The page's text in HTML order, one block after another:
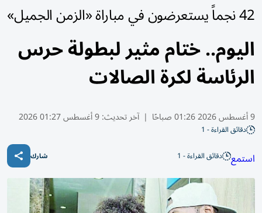
42 نجماً يستعرضون في مباراة «الزمن الجميل»
اليوم.. ختام مثير لبطولة حرس
الرئاسة لكرة الصالات
9 أغسطس 2026 01:26 صباحًا | آخر تحديث:9 أغسطس 01:27 2026
دقائق القراءة - 1
استمع دقائق القراءة - 1 شارك